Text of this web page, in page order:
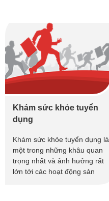
Khám sức khỏe tuyển
dụng
Khám sức khỏe tuyển dụng là
một trong những khâu quan
trọng nhất và ảnh hưởng rất
lớn tới các hoạt động sản